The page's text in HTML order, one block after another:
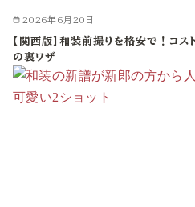
2026年6月20日
【関西版】和装前撮りを格安で！コ
の裏ワザ